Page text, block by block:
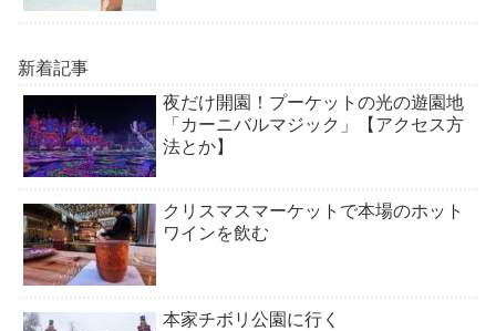
新着記事
夜だけ開園！プーケットの光の遊園地
「カーニバルマジック」【アクセス方
法とか】
クリスマスマーケットで本場のホット
ワインを飲む
本家チボリ公園に行く